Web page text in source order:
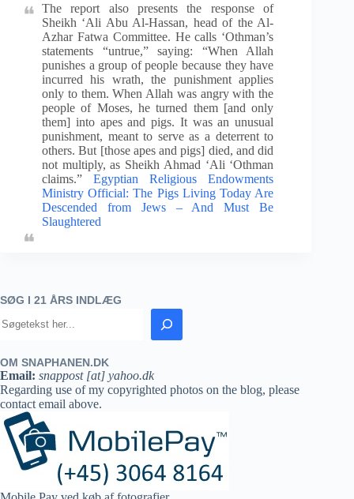
The report also presents the response of
Sheikh ‘Ali Abu Al-Hassan, head of the Al-
Azhar Fatwa Committee. He calls ‘Othman’s
statements “untrue,” saying: “When Allah
punishes a group of people because they have
incurred his wrath, the punishment applies
only to them. When Allah was angry with the
people of Moses, he turned them [and only
them] into apes and pigs. It was an unusual
punishment, meant to serve as a deterrent to
others. But [those apes and pigs] died, and did
not multiply, as Sheikh Ahmad ‘Ali ‘Othman
claims.”Egyptian Religious Endowments
Ministry Official: The Pigs Living Today Are
Descended from Jews – And Must Be
Slaughtered
SØG I 21 ÅRS INDLÆG
OM SNAPHANEN.DK
Email: snappost [at] yahoo.dk
Regarding use of my copyrighted photos on the blog, please
contact email above.